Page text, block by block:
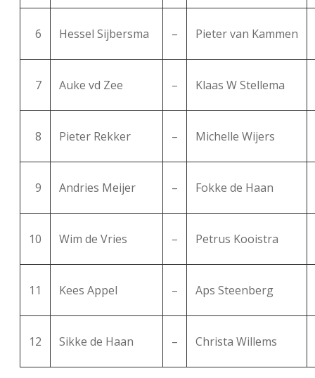
6 Hessel Sijbersma – Pieter van Kammen
7 Auke vd Zee – Klaas W Stellema
8 Pieter Rekker – Michelle Wijers
9 Andries Meijer – Fokke de Haan
10 Wim de Vries – Petrus Kooistra
11 Kees Appel – Aps Steenberg
12 Sikke de Haan – Christa Willems